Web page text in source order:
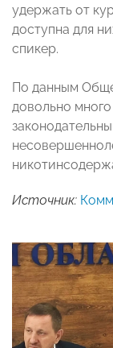
удержать от
доступна для
спикер.
По данным
довольно
Источник: